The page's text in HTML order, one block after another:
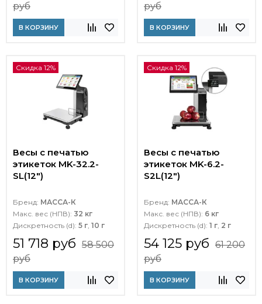
руб
В КОРЗИНУ
руб
В КОРЗИНУ
Скидка 12%
Весы с печатью
этикеток MK-32.2-
SL(12")
Бренд: МАССА-К
Макс. вес (НПВ): 32 кг
Дискретность (d): 5 г, 10 г
51 718 руб 58 500
руб
В КОРЗИНУ
Скидка 12%
Весы с печатью
этикеток MK-6.2-
S2L(12")
Бренд: МАССА-К
Макс. вес (НПВ): 6 кг
Дискретность (d): 1 г, 2 г
54 125 руб 61 200
руб
В КОРЗИНУ